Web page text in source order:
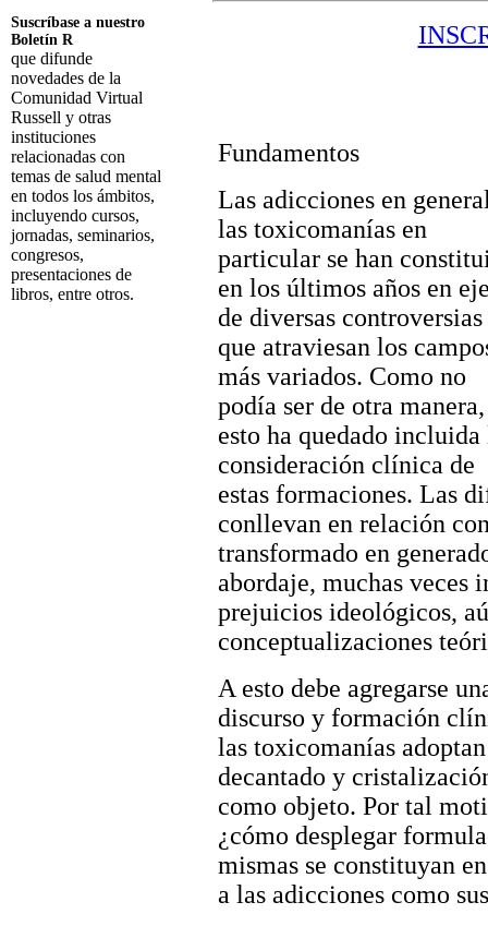
Suscríbase a nuestro
Boletín R
que difunde
novedades de la
Comunidad Virtual
Russell y otras
instituciones
relacionadas con
temas de salud mental
en todos los ámbitos,
incluyendo cursos,
jornadas, seminarios,
congresos,
presentaciones de
libros, entre otros.
Fundamentos
Las adicciones en
las toxicomanías en
particular se han
en los últimos años en
de diversas controversias
que atraviesan los
más variados. Como no
podía ser de otra
esto ha quedado incluida
consideración clínica de
estas formaciones. Las
conllevan en relación
transformado en
abordaje, muchas veces
prejuicios ideológicos,
conceptualizaciones
A esto debe agregarse
discurso y formación
las toxicomanías
decantado y
como objeto. Por tal
¿cómo desplegar
mismas se constituyan
a las adicciones como